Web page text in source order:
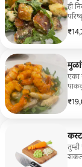
ही
+
एका